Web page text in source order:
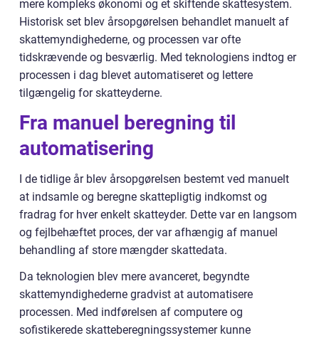
mere kompleks økonomi og et skiftende skattesystem.
Historisk set blev årsopgørelsen behandlet manuelt af
skattemyndighederne, og processen var ofte
tidskrævende og besværlig. Med teknologiens indtog er
processen i dag blevet automatiseret og lettere
tilgængelig for skatteyderne.
Fra manuel beregning til
automatisering
I de tidlige år blev årsopgørelsen bestemt ved manuelt
at indsamle og beregne skattepligtig indkomst og
fradrag for hver enkelt skatteyder. Dette var en langsom
og fejlbehæftet proces, der var afhængig af manuel
behandling af store mængder skattedata.
Da teknologien blev mere avanceret, begyndte
skattemyndighederne gradvist at automatisere
processen. Med indførelsen af computere og
sofistikerede skatteberegningssystemer kunne